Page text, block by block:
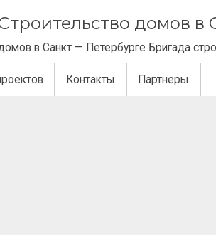
домов в
в Санкт — Петербурге Бригада
Контакты Партнеры